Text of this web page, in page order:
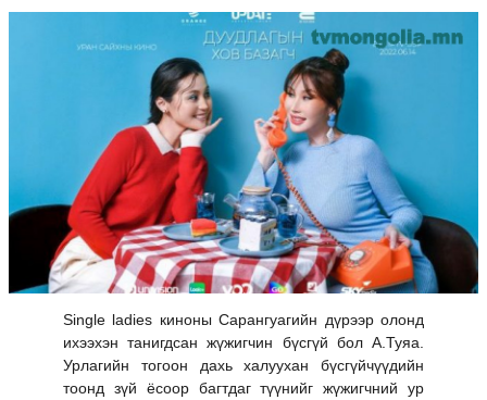
Single ladies киноны Сарангуагийн дүрээр олонд
ихээхэн танигдсан жүжигчин бүсгүй бол А.Туяа.
Урлагийн тогоон дахь халуухан бүсгүйчүүдийн
тоонд зүй ёсоор багтдаг түүнийг жүжигчний ур